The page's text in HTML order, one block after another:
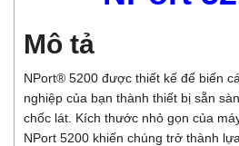
Mô tả
NPort® 5200 được thiết kế để biến
nghiệp của bạn thành thiết bị sẵn
chốc lát. Kích thước nhỏ gọn của
NPort 5200 khiến chúng trở thành